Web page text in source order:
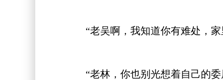
“老吴啊，我知道你有难处，家
“老林，你也别光想着自己的委